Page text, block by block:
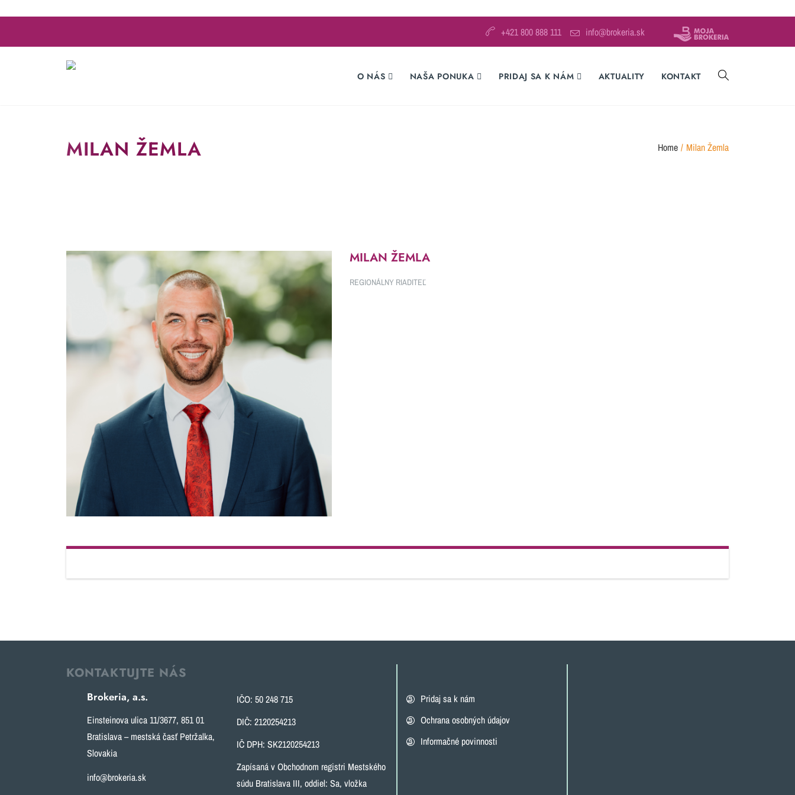
+421 800 888 111 info@brokeria.sk
O NÁS NAŠA PONUKA PRIDAJ SA K NÁM AKTUALITY KONTAKT
MILAN ŽEMLA Home / Milan Žemla
MILAN ŽEMLA
REGIONÁLNY RIADITEĽ
KONTAKTUJTE NÁS
Brokeria, a.s.
Einsteinova ulica 11/3677, 851 01
Bratislava – mestská časť Petržalka,
Slovakia
info@brokeria.sk
IČO: 50 248 715
DIČ: 2120254213
IČ DPH: SK2120254213
Zapísaná v Obchodnom registri Mestského
súdu Bratislava III, oddiel: Sa, vložka
Pridaj sa k nám
Ochrana osobných údajov
Informačné povinnosti